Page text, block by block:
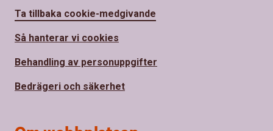
Ta tillbaka cookie-medgivande
Så hanterar vi cookies
Behandling av personuppgifter
Bedrägeri och säkerhet